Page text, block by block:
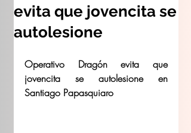
evita que jovencita se
autolesione
Operativo Dragón evita que
jovencita se autolesione en
Santiago Papasquiaro